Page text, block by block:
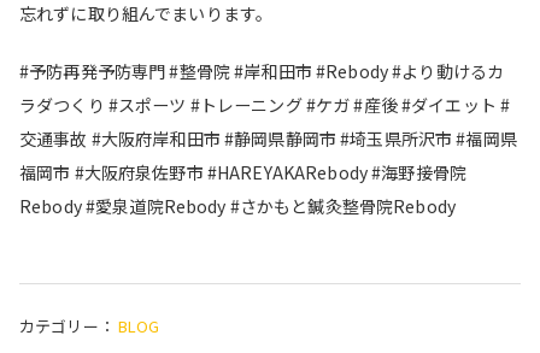
忘れずに取り組んでまいります。
#予防再発予防専門 #整骨院 #岸和田市 #Rebody #より動けるカ
ラダつくり #スポーツ #トレーニング #ケガ #産後 #ダイエット #
交通事故 #大阪府岸和田市 #静岡県静岡市 #埼玉県所沢市 #福岡県
福岡市 #大阪府泉佐野市 #HAREYAKARebody #海野接骨院
Rebody #愛泉道院Rebody #さかもと鍼灸整骨院Rebody
カテゴリー： BLOG